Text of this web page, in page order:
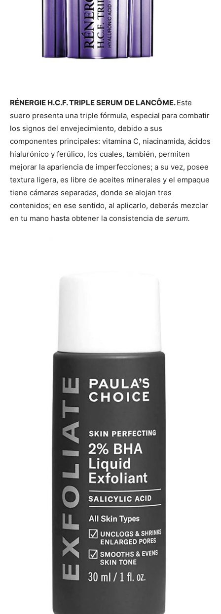
RÉNERGIE H.C.F. TRIPLE SERUM DE LANCÔME.Este
suero presenta una triple fórmula, especial para combatir
los signos del envejecimiento, debido a sus
componentes principales: vitamina C, niacinamida, ácidos
hialurónico y ferúlico, los cuales, también, permiten
mejorar la apariencia de imperfecciones; a su vez, posee
textura ligera, es libre de aceites minerales y el empaque
tiene cámaras separadas, donde se alojan tres
contenidos; en ese sentido, al aplicarlo, deberás mezclar
en tu mano hasta obtener la consistencia de serum.